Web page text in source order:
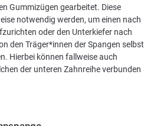
Gummizügen gearbeitet. Diese
notwendig werden, um einen nach
oder den Unterkiefer nach
den Träger*innen der Spangen selbst
Hierbei können fallweise auch
der unteren Zahnreihe verbunden